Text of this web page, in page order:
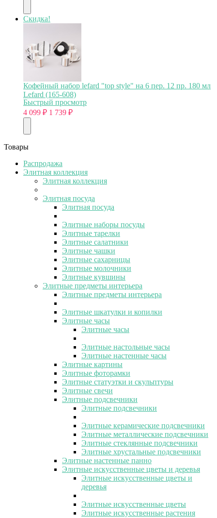
Скидка!
Кофейный набор lefard "top style" на 6 пер. 12 пр. 180 мл
Lefard (165-608)
Быстрый просмотр
4 099 ₽ 1 739 ₽
Товары
Распродажа
Элитная коллекция
Элитная коллекция
Элитная посуда
Элитная посуда
Элитные наборы посуды
Элитные тарелки
Элитные салатники
Элитные чашки
Элитные сахарницы
Элитные молочники
Элитные кувшины
Элитные предметы интерьера
Элитные предметы интерьера
Элитные шкатулки и копилки
Элитные часы
Элитные часы
Элитные настольные часы
Элитные настенные часы
Элитные картины
Элитные фоторамки
Элитные статуэтки и скульптуры
Элитные свечи
Элитные подсвечники
Элитные подсвечники
Элитные керамические подсвечники
Элитные металлические подсвечники
Элитные стеклянные подсвечники
Элитные хрустальные подсвечники
Элитные настенные панно
Элитные искусственные цветы и деревья
Элитные искусственные цветы и
деревья
Элитные искусственные цветы
Элитные искусственные растения